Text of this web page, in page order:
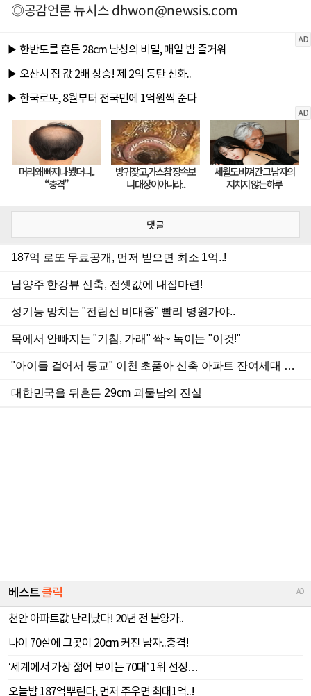
◎공감언론 뉴시스dhwon@newsis.com
댓글